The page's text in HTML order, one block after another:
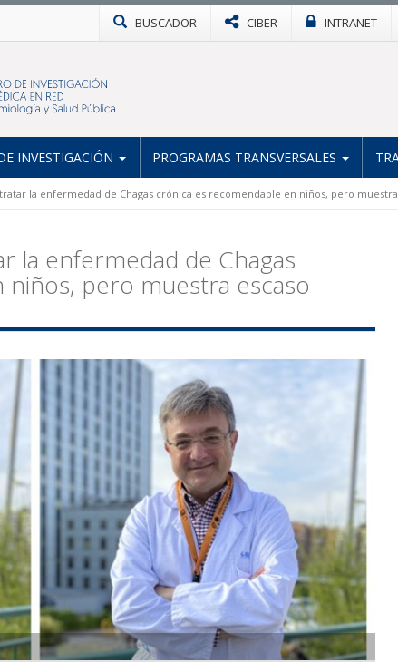
BUSCADOR CIBER INTRANET
INVESTIGACIÓN PROGRAMAS TRANSVERSALES
la enfermedad de Chagas crónica es recomendable en niños, pero
la enfermedad de Chagas
pero muestra escaso